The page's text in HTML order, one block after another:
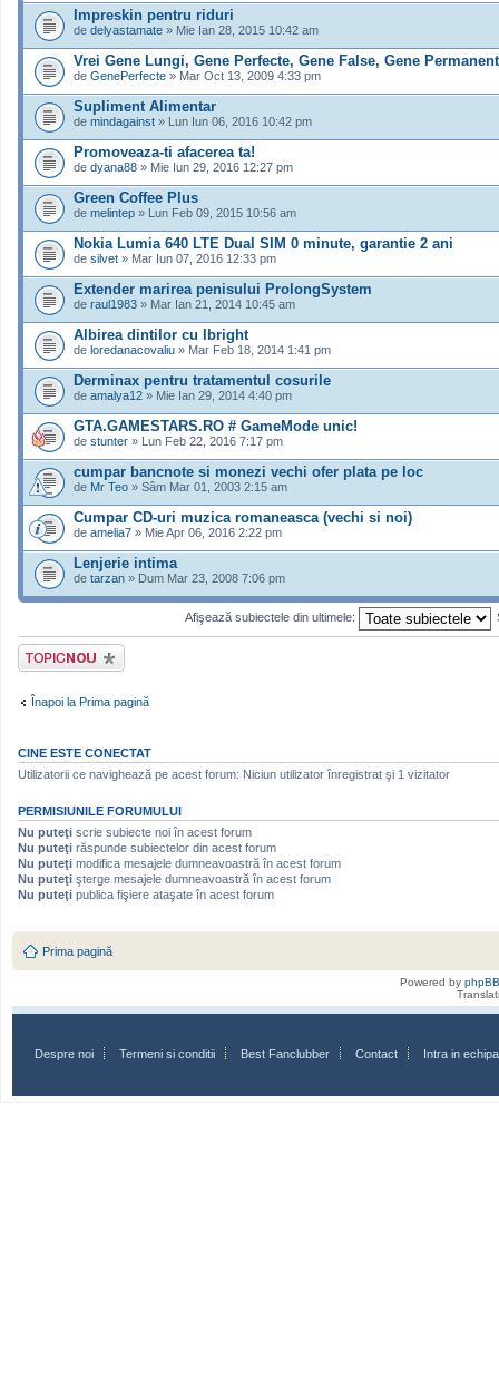
Impreskin pentru riduri
de delyastamate » Mie Ian 28, 2015 10:42 am
Vrei Gene Lungi, Gene Perfecte, Gene False, Gene
de GenePerfecte » Mar Oct 13, 2009 4:33 pm
Supliment Alimentar
de mindagainst » Lun Iun 06, 2016 10:42 pm
Promoveaza-ti afacerea ta!
de dyana88 » Mie Iun 29, 2016 12:27 pm
Green Coffee Plus
de melintep » Lun Feb 09, 2015 10:56 am
Nokia Lumia 640 LTE Dual SIM 0 minute, garantie 2 ani
de silvet » Mar Iun 07, 2016 12:33 pm
Extender marirea penisului ProlongSystem
de raul1983 » Mar Ian 21, 2014 10:45 am
Albirea dintilor cu Ibright
de loredanacovaliu » Mar Feb 18, 2014 1:41 pm
Derminax pentru tratamentul cosurile
de amalya12 » Mie Ian 29, 2014 4:40 pm
GTA.GAMESTARS.RO # GameMode unic!
de stunter » Lun Feb 22, 2016 7:17 pm
cumpar bancnote si monezi vechi ofer plata pe loc
de Mr Teo » Sâm Mar 01, 2003 2:15 am
Cumpar CD-uri muzica romaneasca (vechi si noi)
de amelia7 » Mie Apr 06, 2016 2:22 pm
Lenjerie intima
de tarzan » Dum Mar 23, 2008 7:06 pm
Afişează subiectele din ultimele:
Scrie un subiect
nou
Înapoi la Prima pagină
CINE ESTE CONECTAT
Utilizatorii ce navighează pe acest forum: Niciun utilizator înregistrat şi 1 vizitator
PERMISIUNILE FORUMULUI
Nu puteţi scrie subiecte noi în acest forum
Nu puteţi răspunde subiectelor din acest forum
Nu puteţi modifica mesajele dumneavoastră în acest forum
Nu puteţi şterge mesajele dumneavoastră în acest forum
Nu puteţi publica fişiere ataşate în acest forum
Prima pagină
Powered by phpBB
Despre noi Termeni si conditii Best Fanclubber Contact Intra in